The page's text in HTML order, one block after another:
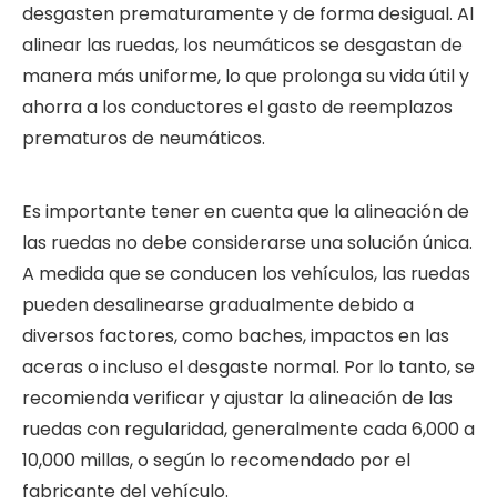
desgasten prematuramente y de forma desigual. Al
alinear las ruedas, los neumáticos se desgastan de
manera más uniforme, lo que prolonga su vida útil y
ahorra a los conductores el gasto de reemplazos
prematuros de neumáticos.
Es importante tener en cuenta que la alineación de
las ruedas no debe considerarse una solución única.
A medida que se conducen los vehículos, las ruedas
pueden desalinearse gradualmente debido a
diversos factores, como baches, impactos en las
aceras o incluso el desgaste normal. Por lo tanto, se
recomienda verificar y ajustar la alineación de las
ruedas con regularidad, generalmente cada 6,000 a
10,000 millas, o según lo recomendado por el
fabricante del vehículo.